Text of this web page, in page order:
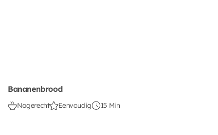
Bananenbrood
Nagerecht Eenvoudig 15 Min